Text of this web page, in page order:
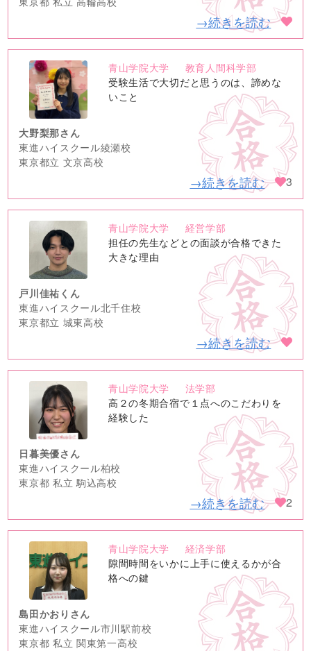
→続きを読む
no
image
青山学院大学
教育人間科学部
受験生活で大切だと思うのは、諦めな
いこと
大野梨那さん
東進ハイスクール綾瀬校
東京都立 文京高校
→続きを読む 3
no
image
青山学院大学
経営学部
担任の先生などとの面談が合格できた
大きな理由
戸川佳祐くん
東進ハイスクール北千住校
東京都立 城東高校
→続きを読む
no
image
青山学院大学
法学部
高２の冬期合宿で１点へのこだわりを
経験した
日暮美優さん
東進ハイスクール柏校
東京都 私立 駒込高校
→続きを読む 2
no
image
青山学院大学
経済学部
隙間時間をいかに上手に使えるかが合
格への鍵
島田かおりさん
東進ハイスクール市川駅前校
東京都 私立 関東第一高校